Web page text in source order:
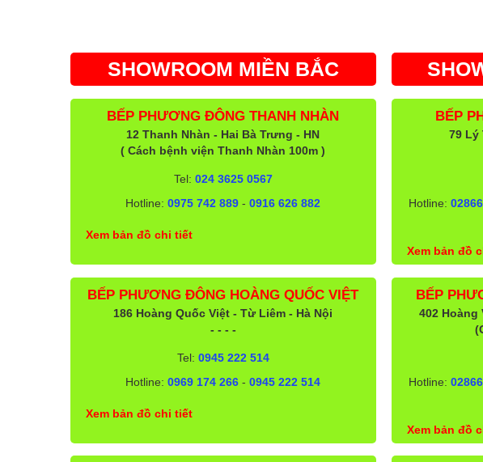
SHOWROOM MIỀN BẮC
BẾP PHƯƠNG ĐÔNG THANH NHÀN
12 Thanh Nhàn - Hai Bà Trưng - HN
( Cách bệnh viện Thanh Nhàn 100m )
Tel: 024 3625 0567
Hotline:0975 742 889 -0916 626 882
Xem bản đồ chi tiết
BẾP PHƯƠNG ĐÔNG HOÀNG QUỐC VIỆT
186 Hoàng Quốc Việt - Từ Liêm - Hà Nội
- - - -
Tel: 0945 222 514
Hotline:0969 174 266 -0945 222 514
Xem bản đồ chi tiết
BẾP
79 Lý
Hotline:
Xem bản đồ
BẾP
402 Hoàng
Hotline:
Xem bản đồ